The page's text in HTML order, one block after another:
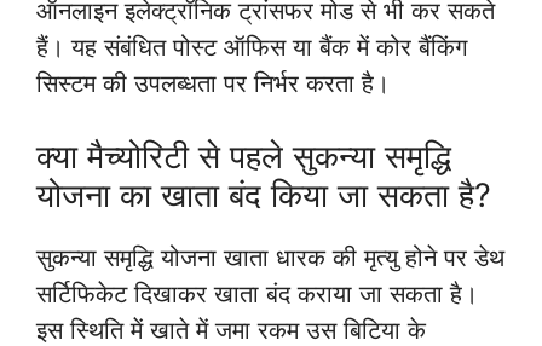
ऑनलाइन इलेक्ट्रॉनिक ट्रांसफर मोड से भी कर सकते
हैं। यह संबंधित पोस्ट ऑफिस या बैंक में कोर बैंकिंग
सिस्टम की उपलब्धता पर निर्भर करता है।
क्या मैच्योरिटी से पहले सुकन्या समृद्धि
योजना का खाता बंद किया जा सकता है?
सुकन्या समृद्धि योजना खाता धारक की मृत्यु होने पर डेथ
सर्टिफिकेट दिखाकर खाता बंद कराया जा सकता है।
इस स्थिति में खाते में जमा रकम उस बिटिया के